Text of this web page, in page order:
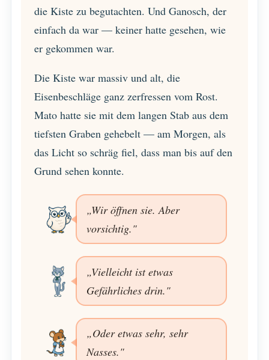
die Kiste zu begutachten. Und Ganosch, der
einfach da war — keiner hatte gesehen, wie
er gekommen war.
Die Kiste war massiv und alt, die
Eisenbeschläge ganz zerfressen vom Rost.
Mato hatte sie mit dem langen Stab aus dem
tiefsten Graben gehebelt — am Morgen, als
das Licht so schräg fiel, dass man bis auf den
Grund sehen konnte.
„Wir öffnen sie. Aber
vorsichtig."
„Vielleicht ist etwas
Gefährliches drin."
„Oder etwas sehr, sehr
Nasses."